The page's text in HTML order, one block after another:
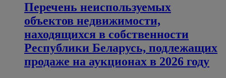
Перечень неиспользуемых
объектов недвижимости,
находящихся в собственности
Республики Беларусь, подлежащих
продаже на аукционах в 2026 году